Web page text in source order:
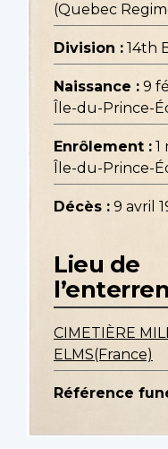
(Quebec
Division : 14th
Naissance : 9
Île-du-Prince-
Enrôlement : 1
Île-du-Prince-
Décès : 9 avril
Lieu de
CIMETIÈRE
ELMS(France)
Référence